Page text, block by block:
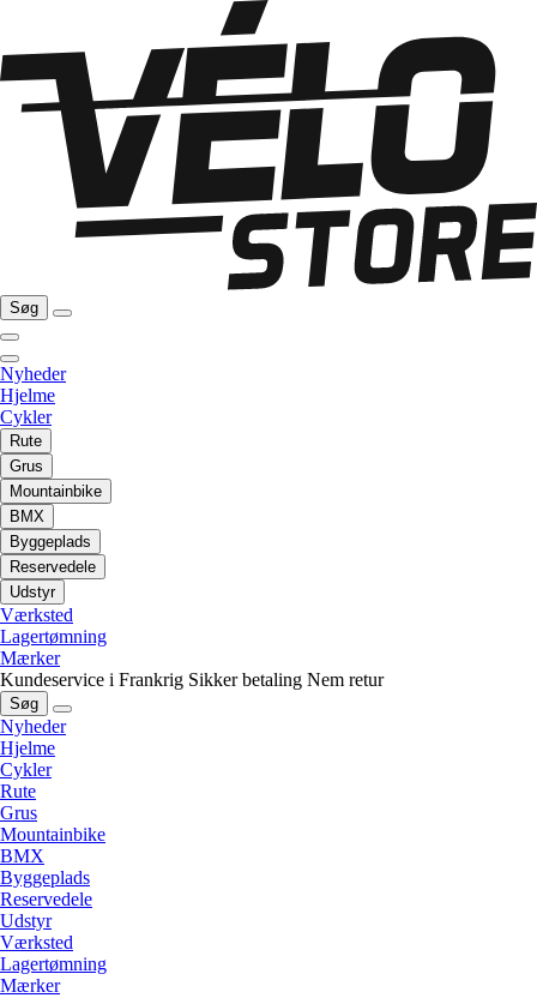
Søg
Nyheder
Hjelme
Cykler
Rute
Grus
Mountainbike
BMX
Byggeplads
Reservedele
Udstyr
Værksted
Lagertømning
Mærker
Kundeservice i Frankrig Sikker betaling Nem retur
Søg
Nyheder
Hjelme
Cykler
Rute
Grus
Mountainbike
BMX
Byggeplads
Reservedele
Udstyr
Værksted
Lagertømning
Mærker